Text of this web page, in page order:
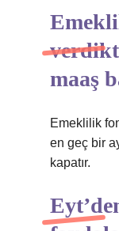
maaş
Emeklilik
en geç bir
kapatır.